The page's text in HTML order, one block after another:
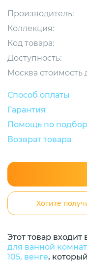
Производитель:
Коллекция:
Код товара:
Доступность:
Москва стоимость
Способ оплаты
Гарантия
Помощь по
Возврат товара
Хотите
Этот товар входит
для ванной
105, венге,